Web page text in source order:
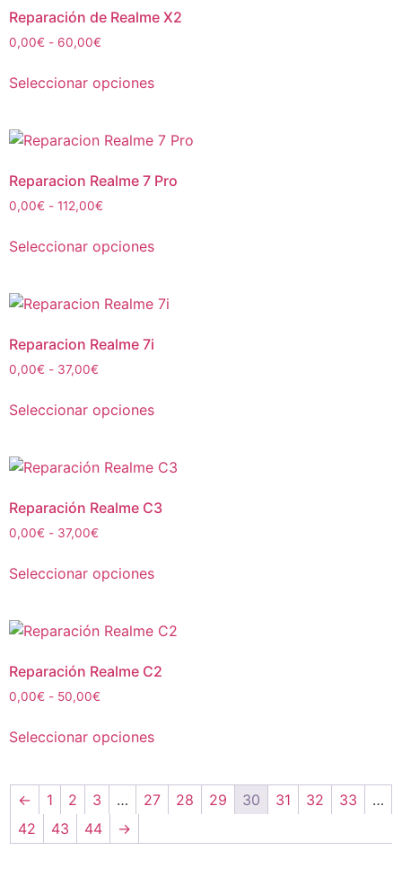
Reparación de Realme X2
0,00€ - 60,00€
Seleccionar opciones
Reparacion Realme 7 Pro
0,00€ - 112,00€
Seleccionar opciones
Reparacion Realme 7i
0,00€ - 37,00€
Seleccionar opciones
Reparación Realme C3
0,00€ - 37,00€
Seleccionar opciones
Reparación Realme C2
0,00€ - 50,00€
Seleccionar opciones
← 1 2 3 … 27 28 29 30 31 32 33
…
42
43 44 →